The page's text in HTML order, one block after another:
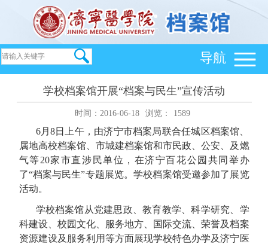
导航
学校档案馆开展“档案与民生”宣传活动
时间：2016-06-18 浏览： 1589
6月8日上午，由济宁市档案局联合任城区档案馆、
属地高校档案馆、市城建档案馆和市民政、公安、及燃
气等20家市直涉民单位，在济宁百花公园共同举办
了“档案与民生”专题展览。学校档案馆受邀参加了展览
活动。
学校档案馆从党建思政、教育教学、科学研究、学
科建设、校园文化、服务地方、国际交流、荣誉及档案
资源建设及服务利用等方面展现学校特色办学及济宁医